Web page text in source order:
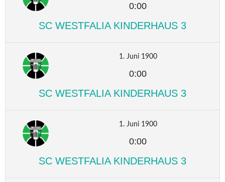
0:00
SC WESTFALIA KINDERHAUS 3
1. Juni 1900
0:00
SC WESTFALIA KINDERHAUS 3
1. Juni 1900
0:00
SC WESTFALIA KINDERHAUS 3